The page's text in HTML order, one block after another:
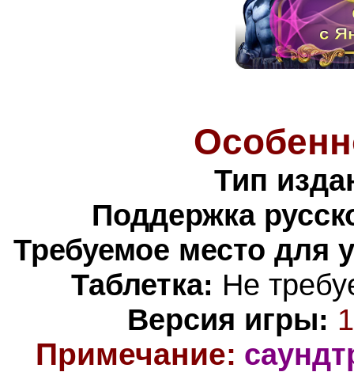
Тип
Поддержка
Требуемое место для
Таблетка: Не
Версия игры:
Примечание: